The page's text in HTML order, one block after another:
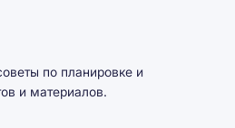
по планировке и
и материалов.